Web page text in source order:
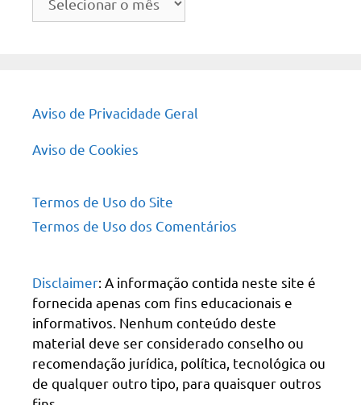
Aviso de Privacidade Geral
Aviso de Cookies
Termos de Uso do Site
Termos de Uso dos Comentários
Disclaimer: A informação contida neste site é
fornecida apenas com fins educacionais e
informativos. Nenhum conteúdo deste
material deve ser considerado conselho ou
recomendação jurídica, política, tecnológica ou
de qualquer outro tipo, para quaisquer outros